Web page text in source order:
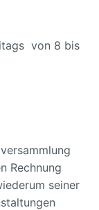
von 8 bis
Rechnung
seiner